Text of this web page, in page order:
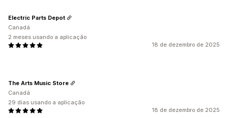
18 de dezembro de 2025
Electric Parts Depot
Canadá
2 meses usando a aplicação
18 de dezembro de 2025
The Arts Music Store
Canadá
29 dias usando a aplicação